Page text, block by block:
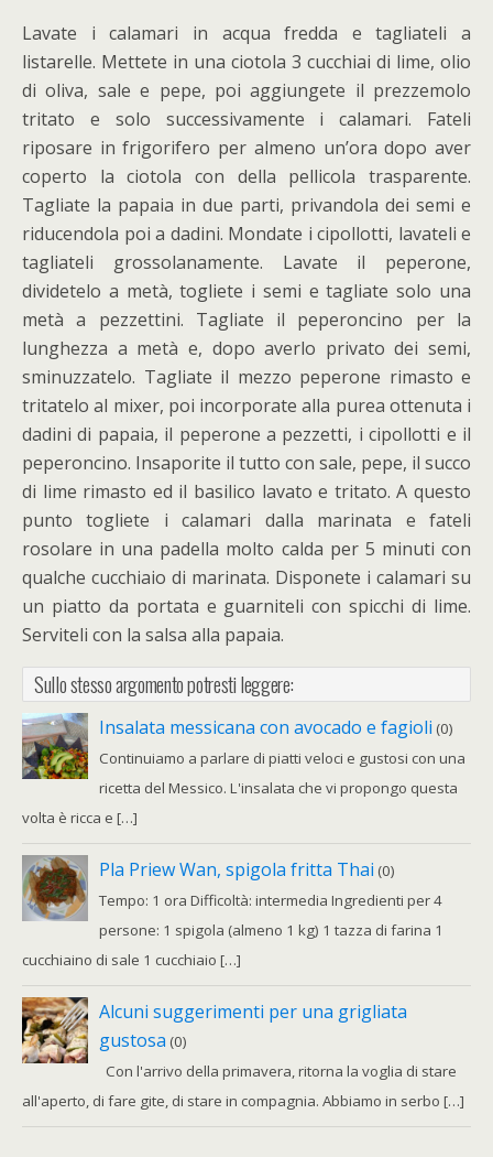
Lavate i calamari in acqua fredda e tagliateli a
listarelle. Mettete in una ciotola 3 cucchiai di lime, olio
di oliva, sale e pepe, poi aggiungete il prezzemolo
tritato e solo successivamente i calamari. Fateli
riposare in frigorifero per almeno un’ora dopo aver
coperto la ciotola con della pellicola trasparente.
Tagliate la papaia in due parti, privandola dei semi e
riducendola poi a dadini. Mondate i cipollotti, lavateli e
tagliateli grossolanamente. Lavate il peperone,
dividetelo a metà, togliete i semi e tagliate solo una
metà a pezzettini. Tagliate il peperoncino per la
lunghezza a metà e, dopo averlo privato dei semi,
sminuzzatelo. Tagliate il mezzo peperone rimasto e
tritatelo al mixer, poi incorporate alla purea ottenuta i
dadini di papaia, il peperone a pezzetti, i cipollotti e il
peperoncino. Insaporite il tutto con sale, pepe, il succo
di lime rimasto ed il basilico lavato e tritato. A questo
punto togliete i calamari dalla marinata e fateli
rosolare in una padella molto calda per 5 minuti con
qualche cucchiaio di marinata. Disponete i calamari su
un piatto da portata e guarniteli con spicchi di lime.
Serviteli con la salsa alla papaia.
Sullo stesso argomento potresti leggere:
Insalata messicana con avocado e fagioli (0)
Continuiamo a parlare di piatti veloci e gustosi con una
ricetta del Messico. L'insalata che vi propongo questa
volta è ricca e […]
Pla Priew Wan, spigola fritta Thai (0)
Tempo: 1 ora Difficoltà: intermedia Ingredienti per 4
persone: 1 spigola (almeno 1 kg) 1 tazza di farina 1
cucchiaino di sale 1 cucchiaio […]
Alcuni suggerimenti per una grigliata
gustosa (0)
Con l'arrivo della primavera, ritorna la voglia di stare
all'aperto, di fare gite, di stare in compagnia. Abbiamo in serbo […]